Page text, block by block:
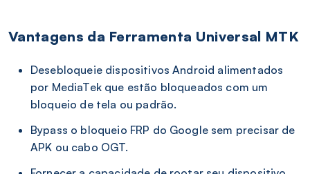
Vantagens da Ferramenta Universal MTK
Desebloqueie dispositivos Android alimentados
por MediaTek que estão bloqueados com um
bloqueio de tela ou padrão.
Bypass o bloqueio FRP do Google sem precisar de
APK ou cabo OGT.